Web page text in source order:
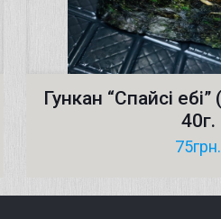
Гункан “Cпайсі
40г.
75грн.